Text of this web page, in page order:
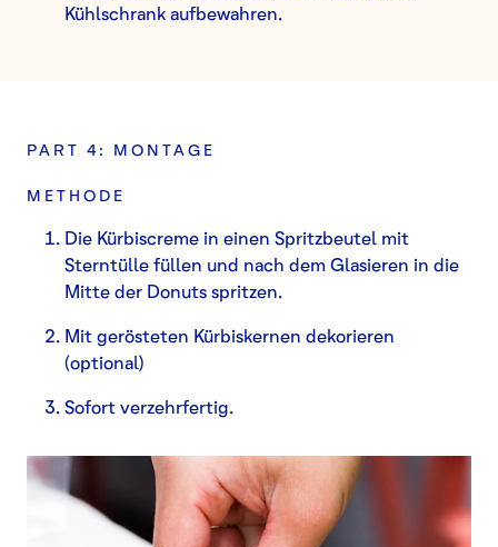
Kühlschrank aufbewahren.
PART 4: MONTAGE
METHODE
Die Kürbiscreme in einen Spritzbeutel mit
Sterntülle füllen und nach dem Glasieren in die
Mitte der Donuts spritzen.
Mit gerösteten Kürbiskernen dekorieren
(optional)
Sofort verzehrfertig.